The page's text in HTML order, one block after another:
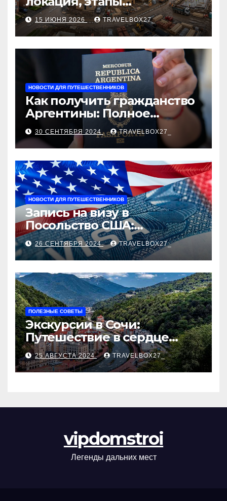
строительства, проверка
застройщика, сценарии
оформления сделки и
рыночные ориентиры
15 ИЮНЯ 2026 TRAVELBOX27_
НОВОСТИ ДЛЯ ПУТЕШЕСТВЕННИКОВ
Как получить гражданство
Аргентины: Полное
руководство
30 СЕНТЯБРЯ 2024 TRAVELBOX27_
НОВОСТИ ДЛЯ ПУТЕШЕСТВЕННИКОВ
Запись на визу в
Посольство США:
Пошаговое руководство
26 СЕНТЯБРЯ 2024 TRAVELBOX27_
ПОЛЕЗНЫЕ СОВЕТЫ
Экскурсии в Сочи:
Путешествие в сердце
Черноморского курорта
25 АВГУСТА 2024 TRAVELBOX27_
vipdomstroi
Легенды дальних мест